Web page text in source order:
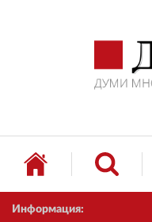
Информация: